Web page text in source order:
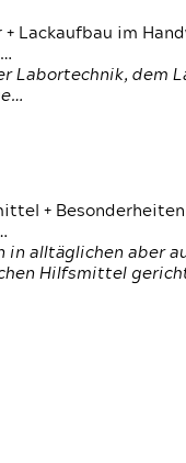
Lackaufbau im
Labortechnik, dem
+
in alltäglichen aber
Hilfsmittel